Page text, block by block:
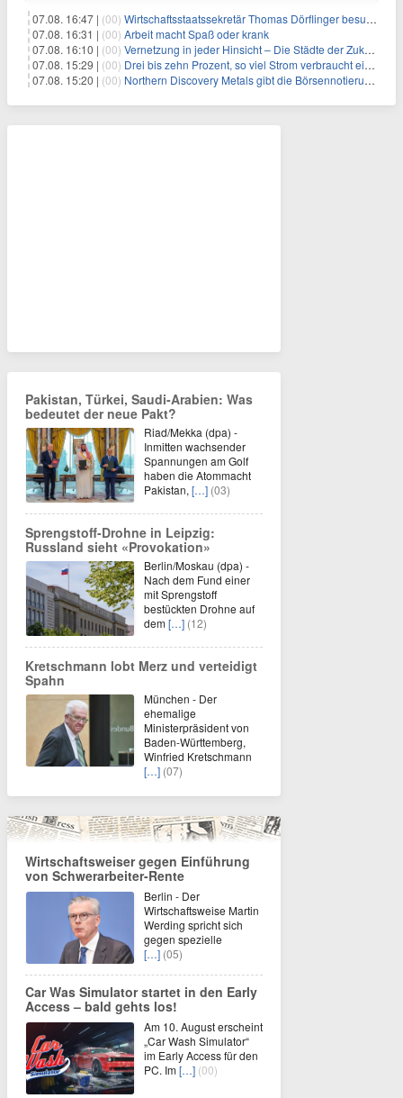
07.08. 16:47 | (00) Wirtschaftsstaatssekretär Thomas Dörflinger besucht Handwerksbetrieb im Kammerbezirk Freiburg
07.08. 16:31 | (00) Arbeit macht Spaß oder krank
07.08. 16:10 | (00) Vernetzung in jeder Hinsicht – Die Städte der Zukunft sind grün-blau
07.08. 15:29 | (00) Drei bis zehn Prozent, so viel Strom verbraucht ein Aufzug im Gebäude
07.08. 15:20 | (00) Northern Discovery Metals gibt die Börsennotierung an der Frankfurter Wertpapierbörse bekannt
Pakistan, Türkei, Saudi-Arabien: Was
bedeutet der neue Pakt?
Riad/Mekka (dpa) -
Inmitten wachsender
Spannungen am Golf
haben die Atommacht
Pakistan, […] (03)
Sprengstoff-Drohne in Leipzig:
Russland sieht «Provokation»
Berlin/Moskau (dpa) -
Nach dem Fund einer
mit Sprengstoff
bestückten Drohne auf
dem[…] (12)
Kretschmann lobt Merz und verteidigt
Spahn
München - Der
ehemalige
Ministerpräsident von
Baden-Württemberg,
Winfried Kretschmann
[…] (07)
Wirtschaftsweiser gegen Einführung
von Schwerarbeiter-Rente
Berlin - Der
Wirtschaftsweise Martin
Werding spricht sich
gegen spezielle
[…] (05)
Car Was Simulator startet in den Early
Access – bald gehts los!
Am 10. August erscheint
„Car Wash Simulator“
im Early Access für den
PC. Im[…] (00)